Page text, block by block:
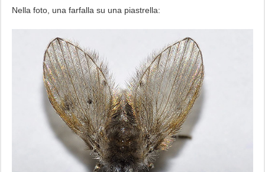
Nella foto, una farfalla su una piastrella: